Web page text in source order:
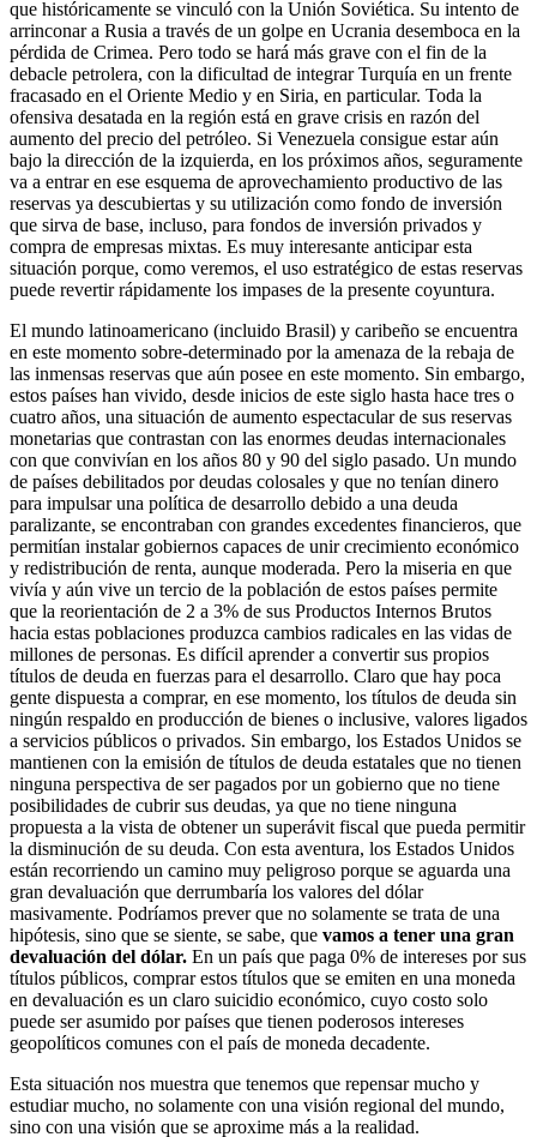
que históricamente se vinculó con la Unión Soviética. Su intento de
arrinconar a Rusia a través de un golpe en Ucrania desemboca en la
pérdida de Crimea. Pero todo se hará más grave con el fin de la
debacle petrolera, con la dificultad de integrar Turquía en un frente
fracasado en el Oriente Medio y en Siria, en particular. Toda la
ofensiva desatada en la región está en grave crisis en razón del
aumento del precio del petróleo. Si Venezuela consigue estar aún
bajo la dirección de la izquierda, en los próximos años, seguramente
va a entrar en ese esquema de aprovechamiento productivo de las
reservas ya descubiertas y su utilización como fondo de inversión
que sirva de base, incluso, para fondos de inversión privados y
compra de empresas mixtas. Es muy interesante anticipar esta
situación porque, como veremos, el uso estratégico de estas reservas
puede revertir rápidamente los impases de la presente coyuntura.
El mundo latinoamericano (incluido Brasil) y caribeño se encuentra
en este momento sobre-determinado por la amenaza de la rebaja de
las inmensas reservas que aún posee en este momento. Sin embargo,
estos países han vivido, desde inicios de este siglo hasta hace tres o
cuatro años, una situación de aumento espectacular de sus reservas
monetarias que contrastan con las enormes deudas internacionales
con que convivían en los años 80 y 90 del siglo pasado. Un mundo
de países debilitados por deudas colosales y que no tenían dinero
para impulsar una política de desarrollo debido a una deuda
paralizante, se encontraban con grandes excedentes financieros, que
permitían instalar gobiernos capaces de unir crecimiento económico
y redistribución de renta, aunque moderada. Pero la miseria en que
vivía y aún vive un tercio de la población de estos países permite
que la reorientación de 2 a 3% de sus Productos Internos Brutos
hacia estas poblaciones produzca cambios radicales en las vidas de
millones de personas. Es difícil aprender a convertir sus propios
títulos de deuda en fuerzas para el desarrollo. Claro que hay poca
gente dispuesta a comprar, en ese momento, los títulos de deuda sin
ningún respaldo en producción de bienes o inclusive, valores ligados
a servicios públicos o privados. Sin embargo, los Estados Unidos se
mantienen con la emisión de títulos de deuda estatales que no tienen
ninguna perspectiva de ser pagados por un gobierno que no tiene
posibilidades de cubrir sus deudas, ya que no tiene ninguna
propuesta a la vista de obtener un superávit fiscal que pueda permitir
la disminución de su deuda. Con esta aventura, los Estados Unidos
están recorriendo un camino muy peligroso porque se aguarda una
gran devaluación que derrumbaría los valores del dólar
masivamente. Podríamos prever que no solamente se trata de una
hipótesis, sino que se siente, se sabe, que vamos a tener una gran
devaluación del dólar. En un país que paga 0% de intereses por sus
títulos públicos, comprar estos títulos que se emiten en una moneda
en devaluación es un claro suicidio económico, cuyo costo solo
puede ser asumido por países que tienen poderosos intereses
geopolíticos comunes con el país de moneda decadente.
Esta situación nos muestra que tenemos que repensar mucho y
estudiar mucho, no solamente con una visión regional del mundo,
sino con una visión que se aproxime más a la realidad.